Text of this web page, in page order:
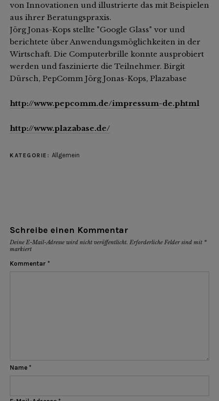
von Innovationen und illustrierte das mit Beispielen
aus ihrer Beratungspraxis.
Jörg Jonas-Kops stellte "Google Glass" vor und
berichtete über Anwendungsmöglichkeiten in der
Wirtschaft. Die Computerbrille konnte ausprobiert
werden und faszinierte die Teilnehmer. Birgit
Dürsch, PepComm Jörg Jonas-Kops, Plazabase
http://www.pepcomm.de/impressum-de.phtml
http://www.plazabase.de/
KATEGORIE: Allgemein
Schreibe einen Kommentar
Deine E-Mail-Adresse wird nicht veröffentlicht. Erforderliche Felder sind mit *
markiert
Kommentar *
Name *